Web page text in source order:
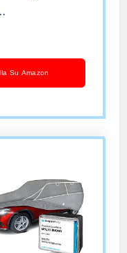
Su Amazon